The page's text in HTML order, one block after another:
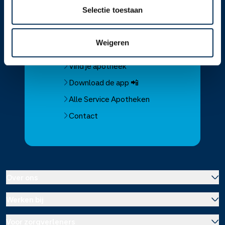
Selectie toestaan
Weigeren
ServiceApotheek
Service Apotheek home
Vind je apotheek
Download de app 📲
Alle Service Apotheken
Contact